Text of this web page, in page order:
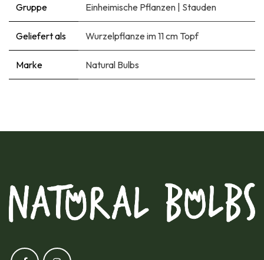
Gruppe Einheimische Pflanzen | Stauden
Geliefert als Wurzelpflanze im 11 cm Topf
Marke Natural Bulbs